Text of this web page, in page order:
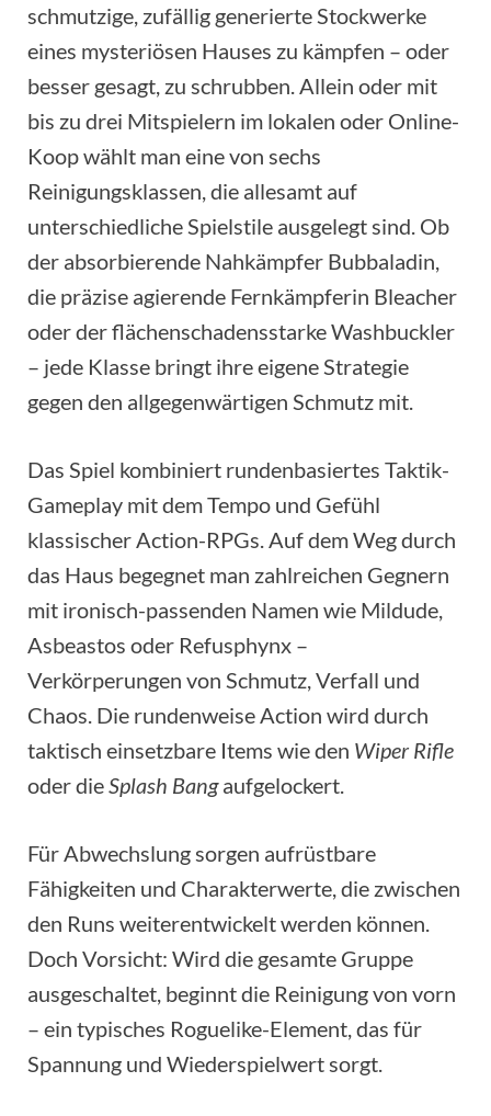
schmutzige, zufällig generierte Stockwerke
eines mysteriösen Hauses zu kämpfen – oder
besser gesagt, zu schrubben. Allein oder mit
bis zu drei Mitspielern im lokalen oder Online-
Koop wählt man eine von sechs
Reinigungsklassen, die allesamt auf
unterschiedliche Spielstile ausgelegt sind. Ob
der absorbierende Nahkämpfer Bubbaladin,
die präzise agierende Fernkämpferin Bleacher
oder der flächenschadensstarke Washbuckler
– jede Klasse bringt ihre eigene Strategie
gegen den allgegenwärtigen Schmutz mit.
Das Spiel kombiniert rundenbasiertes Taktik-
Gameplay mit dem Tempo und Gefühl
klassischer Action-RPGs. Auf dem Weg durch
das Haus begegnet man zahlreichen Gegnern
mit ironisch-passenden Namen wie Mildude,
Asbeastos oder Refusphynx –
Verkörperungen von Schmutz, Verfall und
Chaos. Die rundenweise Action wird durch
taktisch einsetzbare Items wie den Wiper Rifle
oder dieSplash Bangaufgelockert.
Für Abwechslung sorgen aufrüstbare
Fähigkeiten und Charakterwerte, die zwischen
den Runs weiterentwickelt werden können.
Doch Vorsicht: Wird die gesamte Gruppe
ausgeschaltet, beginnt die Reinigung von vorn
– ein typisches Roguelike-Element, das für
Spannung und Wiederspielwert sorgt.